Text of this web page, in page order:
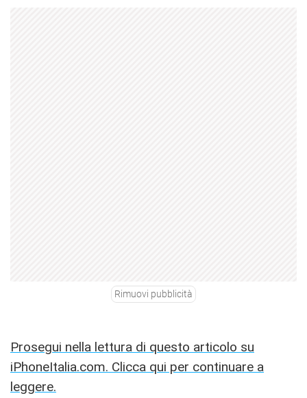
Rimuovi pubblicità
Prosegui nella lettura di questo articolo su
iPhoneItalia.com. Clicca qui per continuare a
leggere.